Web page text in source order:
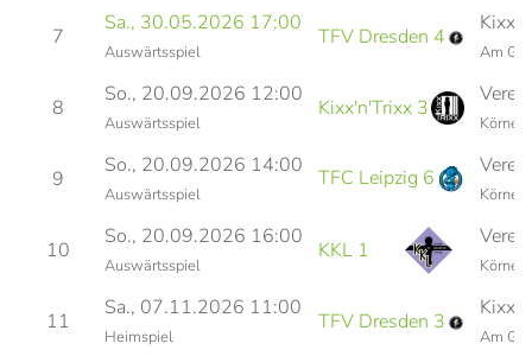
7
Sa., 30.05.2026 17:00
Auswärtsspiel
TFV Dresden 4
Am
8
So., 20.09.2026 12:00
Auswärtsspiel
Kixx'n'Trixx 3
9
So., 20.09.2026 14:00
Auswärtsspiel
TFC Leipzig 6
10
So., 20.09.2026 16:00
Auswärtsspiel
KKL 1
11
Sa., 07.11.2026 11:00
Heimspiel
TFV Dresden 3
Am